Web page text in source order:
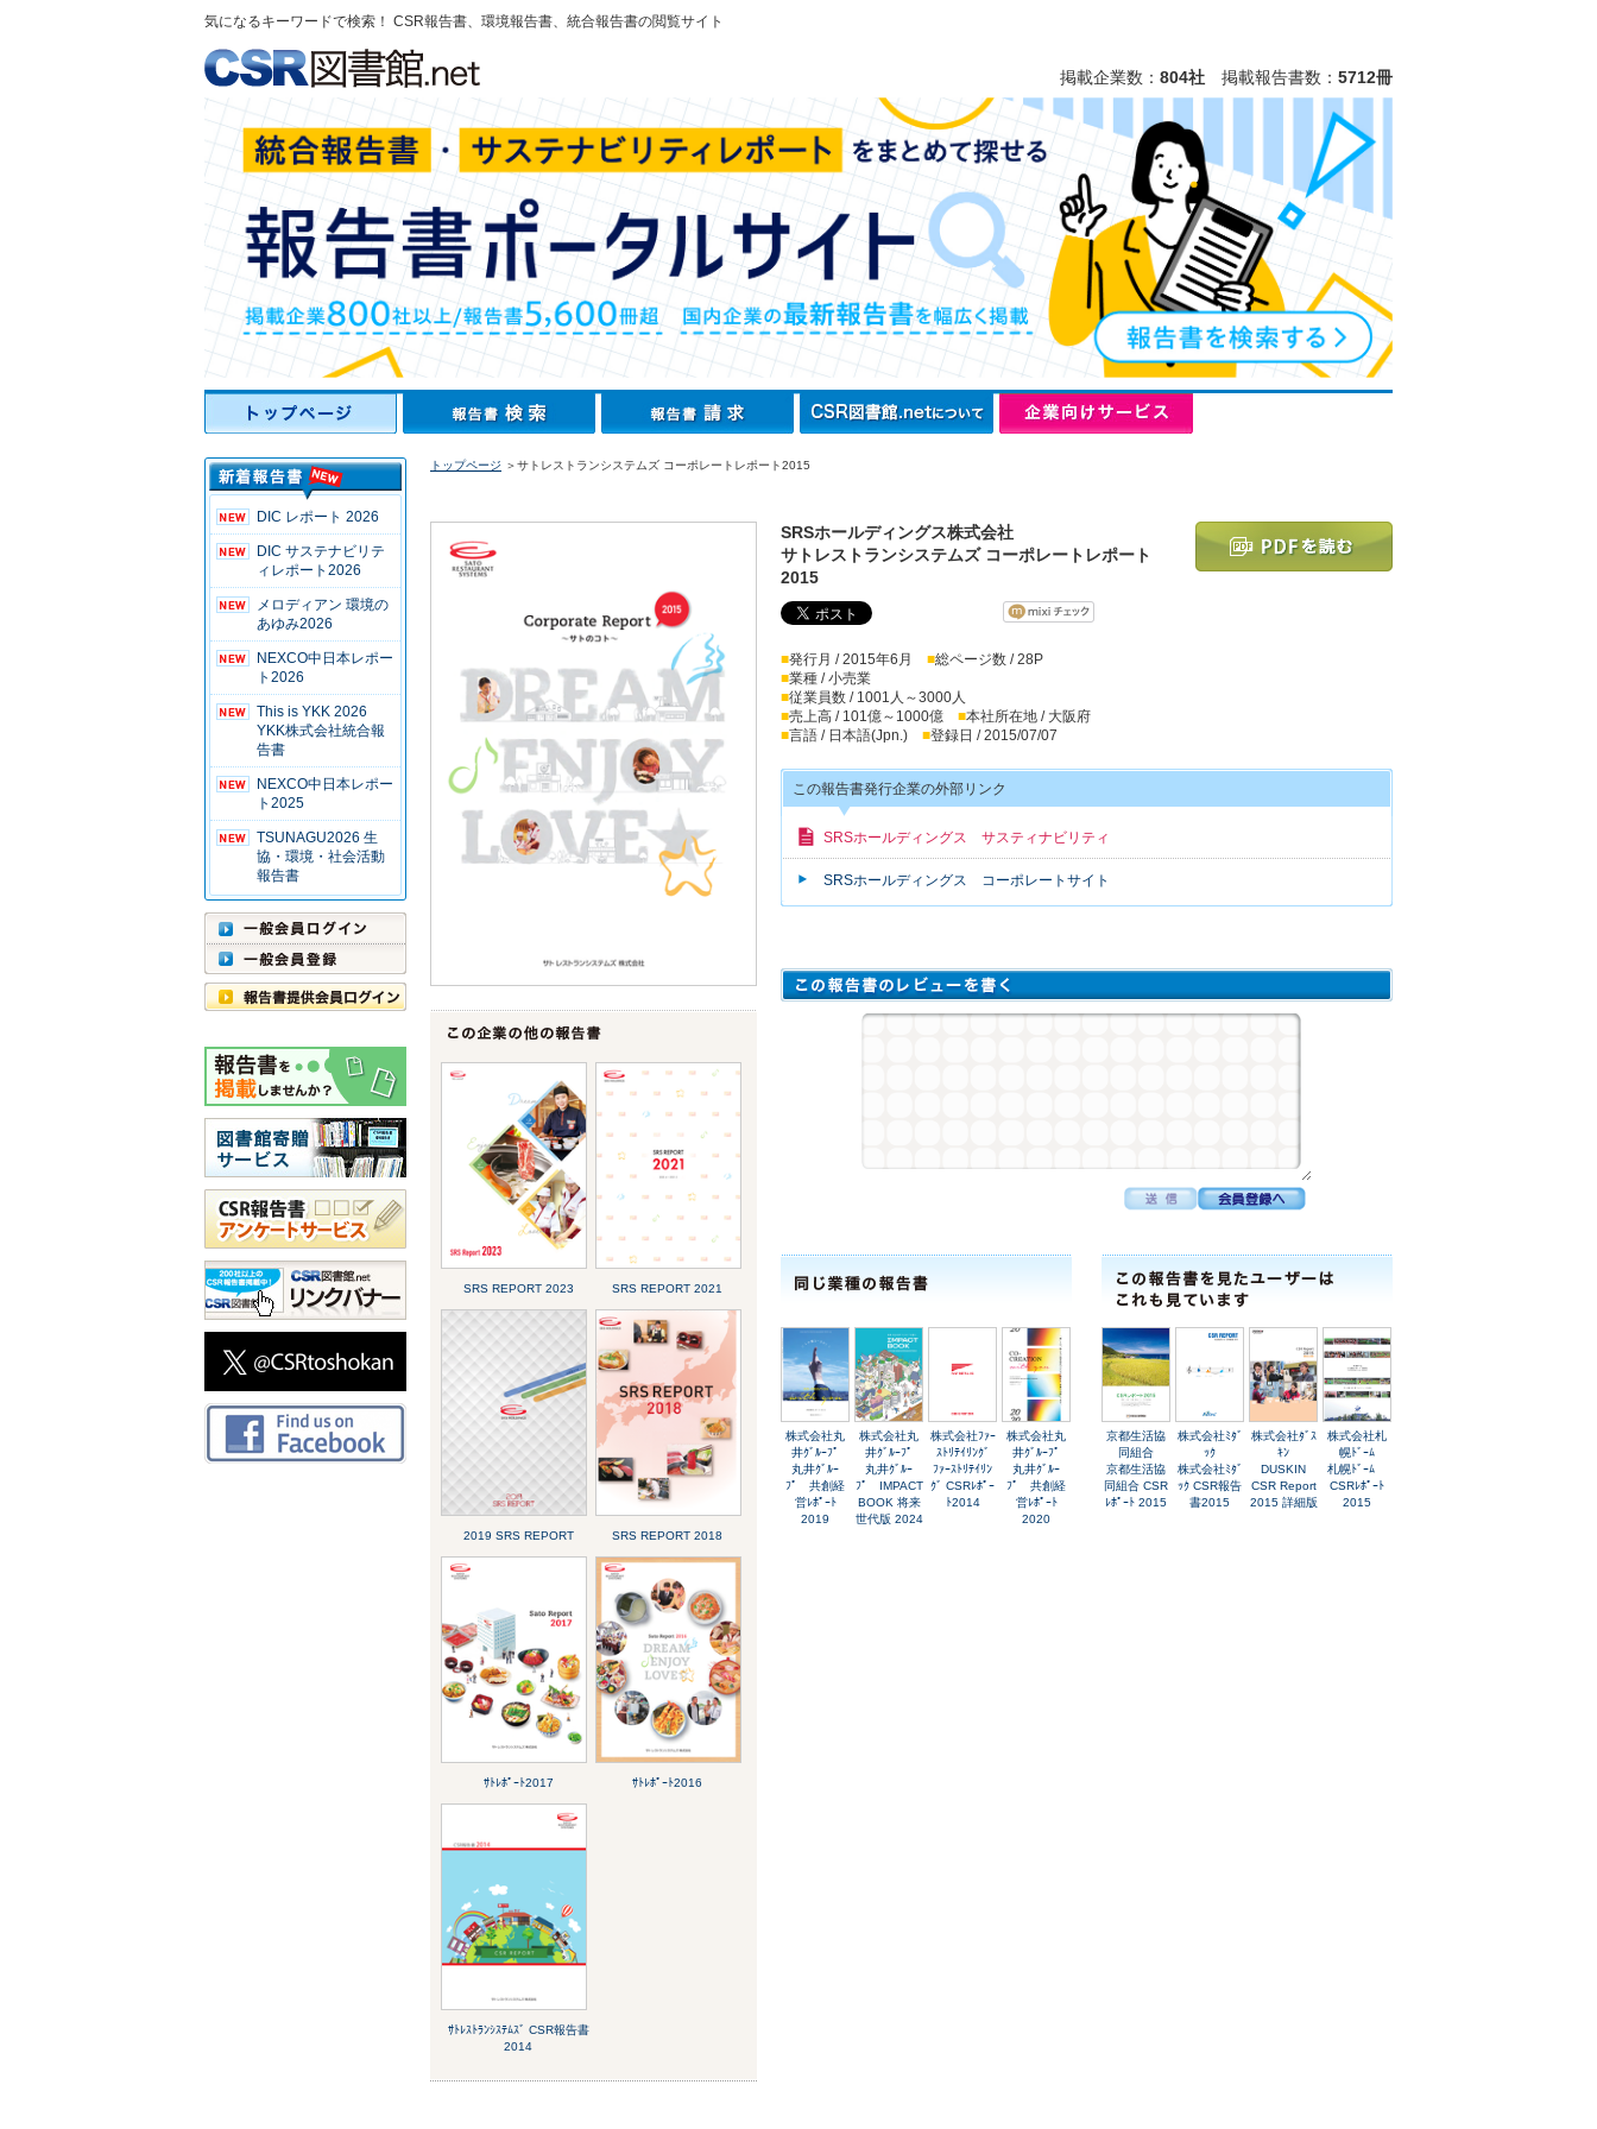
気になるキーワードで検索！ CSR報告書、環境報告書、統合報告書の閲覧サイト
掲載企業数： 804社 掲載報告書数： 5712冊
DIC レポート 2026
DIC サステナビリテ
ィレポート2026
メロディアン 環境の
あゆみ2026
NEXCO中日本レポー
ト2026
This is YKK 2026
YKK株式会社統合報
告書
NEXCO中日本レポー
ト2025
TSUNAGU2026 生
協・環境・社会活動
報告書
トップページ ＞サトレストランシステムズ コーポレートレポート2015
SRS REPORT 2023 SRS REPORT 2021
2019 SRS REPORT SRS REPORT 2018
ｻﾄﾚﾎﾟｰﾄ2017 ｻﾄﾚﾎﾟｰﾄ2016
ｻﾄﾚｽﾄﾗﾝｼｽﾃﾑｽﾞ CSR報告書
2014
SRSホールディングス株式会社
サトレストランシステムズ コーポレートレポート
2015
■発行月 / 2015年6月 ■総ページ数 / 28P
■業種 / 小売業
■従業員数 / 1001人～3000人
■売上高 / 101億～1000億 ■本社所在地 / 大阪府
■言語 / 日本語(Jpn.) ■登録日 / 2015/07/07
この報告書発行企業の外部リンク
SRSホールディングス サスティナビリティ
SRSホールディングス コーポレートサイト
株式会社丸
井ｸﾞﾙｰﾌﾟ
丸井ｸﾞﾙｰ
ﾌﾟ 共創経
営ﾚﾎﾟｰﾄ
2019
株式会社丸
井ｸﾞﾙｰﾌﾟ
丸井ｸﾞﾙｰ
ﾌﾟ IMPACT
BOOK 将来
世代版 2024
株式会社ﾌｧｰ
ｽﾄﾘﾃｲﾘﾝｸﾞ
ﾌｧｰｽﾄﾘﾃｲﾘﾝ
ｸﾞ CSRﾚﾎﾟｰ
ﾄ2014
株式会社丸
井ｸﾞﾙｰﾌﾟ
丸井ｸﾞﾙｰ
ﾌﾟ 共創経
営ﾚﾎﾟｰﾄ
2020
京都生活協
同組合
京都生活協
同組合 CSR
ﾚﾎﾟｰﾄ 2015
株式会社ﾐﾀﾞ
ｯｸ
株式会社ﾐﾀﾞ
ｯｸ CSR報告
書2015
株式会社ﾀﾞｽ
ｷﾝ
DUSKIN
CSR Report
2015 詳細版
株式会社札
幌ﾄﾞｰﾑ
札幌ﾄﾞｰﾑ
CSRﾚﾎﾟｰﾄ
2015